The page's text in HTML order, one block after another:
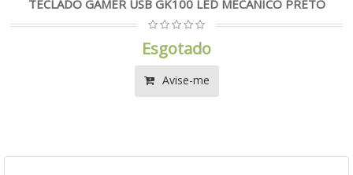
TECLADO GAMER USB GK100 LED MECANICO PRETO
Esgotado
Avise-me